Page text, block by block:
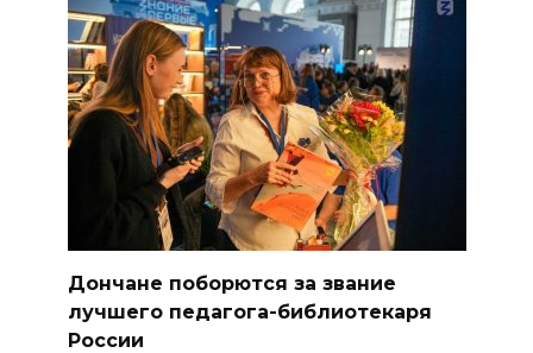
Дончане поборются за звание
лучшего педагога-библиотекаря
России